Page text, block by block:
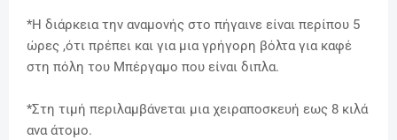
*Η διάρκεια την αναμονής στο πήγαινε είναι περίπου 5
ώρες ,ότι πρέπει και για μια γρήγορη βόλτα για καφέ
στη πόλη του Μπέργαμο που είναι διπλα.
*Στη τιμή περιλαμβάνεται μια χειραποσκευή εως 8 κιλά
ανα άτομο.